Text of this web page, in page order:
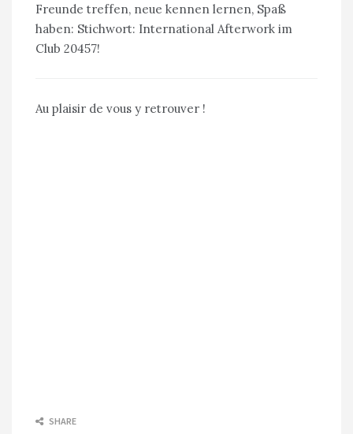
Freunde treffen, neue kennen lernen, Spaß
haben: Stichwort: International Afterwork im
Club 20457!
Au plaisir de vous y retrouver !
SHARE